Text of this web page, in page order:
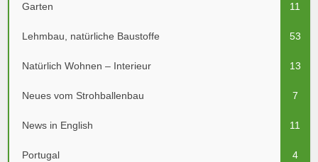
Garten 11
Lehmbau, natürliche Baustoffe 53
Natürlich Wohnen – Interieur 13
Neues vom Strohballenbau 7
News in English 11
Portugal 4